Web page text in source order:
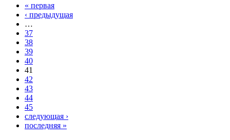
« первая
‹ предыдущая
…
37
38
39
40
41
42
43
44
45
следующая ›
последняя »